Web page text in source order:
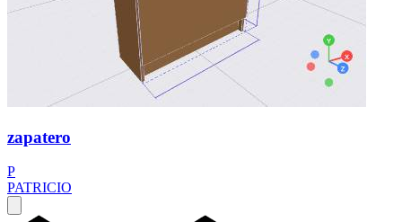
zapatero
P
PATRICIO